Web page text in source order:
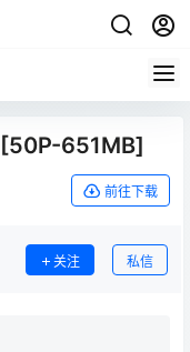
[50P-651MB]
前往下载
关注 私信